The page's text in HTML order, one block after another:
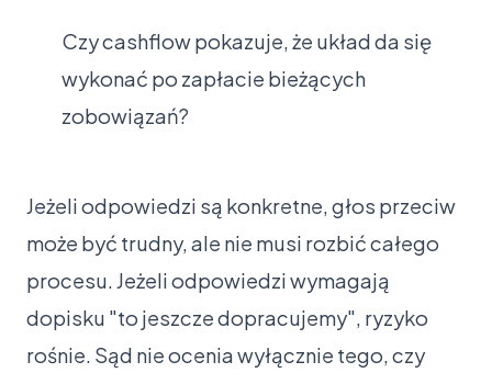
Czy cashflow pokazuje, że układ da się
wykonać po zapłacie bieżących
zobowiązań?
Jeżeli odpowiedzi są konkretne, głos przeciw
może być trudny, ale nie musi rozbić całego
procesu. Jeżeli odpowiedzi wymagają
dopisku "to jeszcze dopracujemy", ryzyko
rośnie. Sąd nie ocenia wyłącznie tego, czy